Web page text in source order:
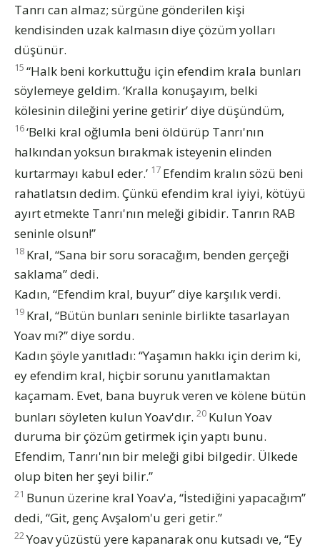
Tanrı can almaz; sürgüne gönderilen kişi
kendisinden uzak kalmasın diye çözüm yolları
düşünür.
15 “Halk beni korkuttuğu için efendim krala bunları
söylemeye geldim. ‘Kralla konuşayım, belki
kölesinin dileğini yerine getirir’ diye düşündüm,
16‘Belki kral oğlumla beni öldürüp Tanrı'nın
halkından yoksun bırakmak isteyenin elinden
kurtarmayı kabul eder.’ 17 Efendim kralın sözü beni
rahatlatsın dedim. Çünkü efendim kral iyiyi, kötüyü
ayırt etmekte Tanrı'nın meleği gibidir. Tanrın RAB
seninle olsun!”
18 Kral, “Sana bir soru soracağım, benden gerçeği
saklama” dedi.
Kadın, “Efendim kral, buyur” diye karşılık verdi.
19 Kral, “Bütün bunları seninle birlikte tasarlayan
Yoav mı?” diye sordu.
Kadın şöyle yanıtladı: “Yaşamın hakkı için derim ki,
ey efendim kral, hiçbir sorunu yanıtlamaktan
kaçamam. Evet, bana buyruk veren ve kölene bütün
bunları söyleten kulun Yoav'dır. 20 Kulun Yoav
duruma bir çözüm getirmek için yaptı bunu.
Efendim, Tanrı'nın bir meleği gibi bilgedir. Ülkede
olup biten her şeyi bilir.”
21 Bunun üzerine kral Yoav'a, “İstediğini yapacağım”
dedi, “Git, genç Avşalom'u geri getir.”
22Yoav yüzüstü yere kapanarak onu kutsadı ve, “Ey